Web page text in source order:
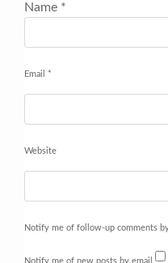
Name *
Email *
Website
Notify me of follow-up comments